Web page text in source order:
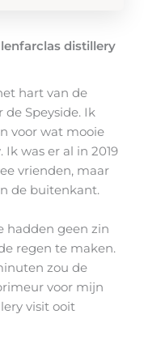
distillery
hart van de
Speyside. Ik
voor wat mooie
Ik was er al in 2019
vrienden, maar
de buitenkant.
hadden geen zin
regen te maken.
zou de
voor mijn
visit ooit